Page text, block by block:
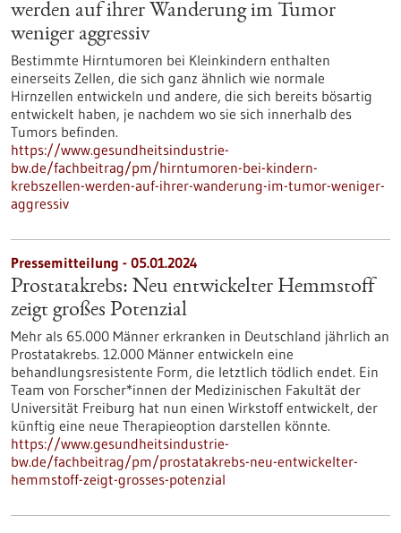
werden auf ihrer Wanderung im Tumor
weniger aggressiv
Bestimmte Hirntumoren bei Kleinkindern enthalten
einerseits Zellen, die sich ganz ähnlich wie normale
Hirnzellen entwickeln und andere, die sich bereits bösartig
entwickelt haben, je nachdem wo sie sich innerhalb des
Tumors befinden.
https://www.gesundheitsindustrie-
bw.de/fachbeitrag/pm/hirntumoren-bei-kindern-
krebszellen-werden-auf-ihrer-wanderung-im-tumor-weniger-
aggressiv
Pressemitteilung - 05.01.2024
Prostatakrebs: Neu entwickelter Hemmstoff
zeigt großes Potenzial
Mehr als 65.000 Männer erkranken in Deutschland jährlich an
Prostatakrebs. 12.000 Männer entwickeln eine
behandlungsresistente Form, die letztlich tödlich endet. Ein
Team von Forscher*innen der Medizinischen Fakultät der
Universität Freiburg hat nun einen Wirkstoff entwickelt, der
künftig eine neue Therapieoption darstellen könnte.
https://www.gesundheitsindustrie-
bw.de/fachbeitrag/pm/prostatakrebs-neu-entwickelter-
hemmstoff-zeigt-grosses-potenzial